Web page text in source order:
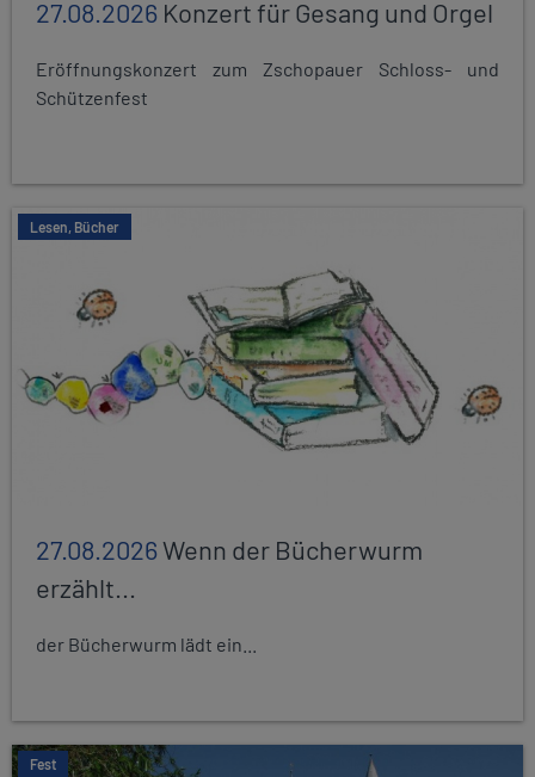
27.08.2026 Konzert für Gesang und Orgel
Eröffnungskonzert zum Zschopauer Schloss- und
Schützenfest
Lesen, Bücher
27.08.2026Wenn der Bücherwurm
erzählt...
der Bücherwurm lädt ein...
Fest